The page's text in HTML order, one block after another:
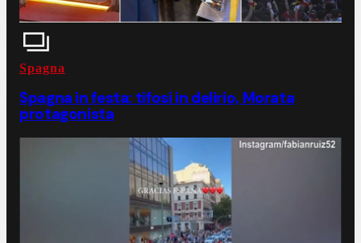
Spagna
Spagna in festa: tifosi in delirio, Morata
protagonista